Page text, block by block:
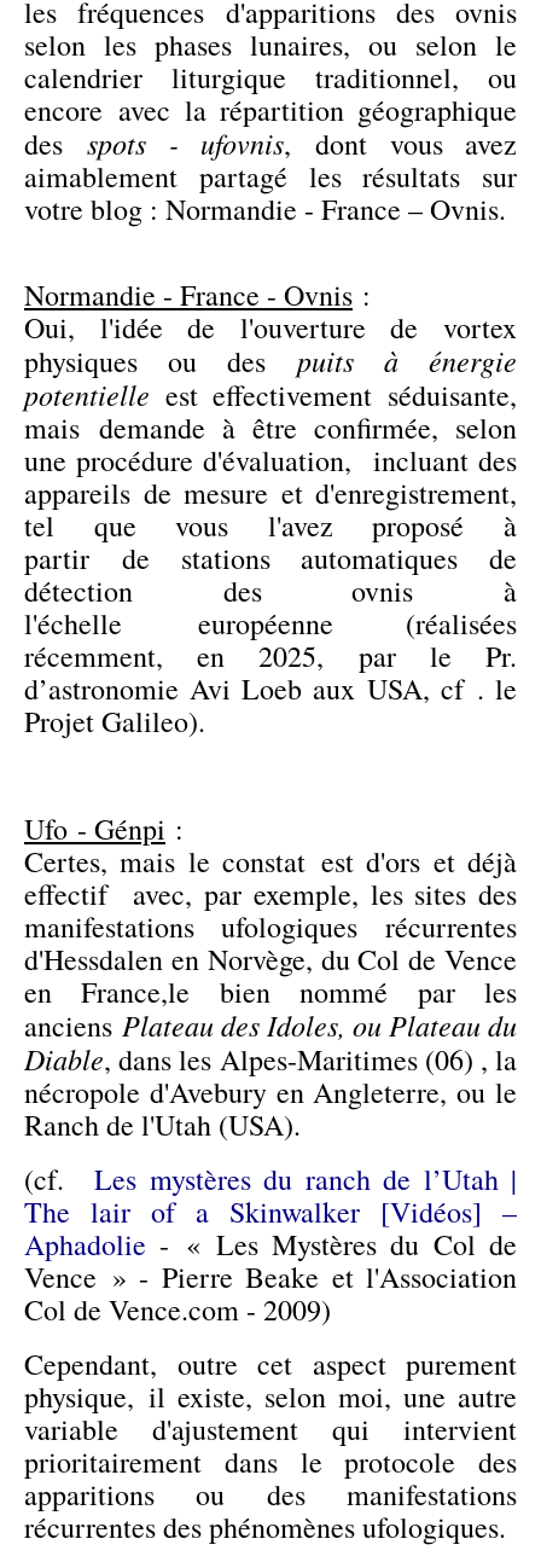
les fréquences d'apparitions des ovnis
selon les phases lunaires, ou selon le
calendrier liturgique traditionnel, ou
encore avec la répartition géographique
desspots - ufovnis, dont vous avez
aimablement partagé les résultats sur
votre blog : Normandie - France – Ovnis.
Normandie - France - Ovnis :
Oui, l'idée de l'ouverture de vortex
physiques ou des puits à énergie
potentielle est effectivement séduisante,
mais demande à être confirmée, selon
une procédure d'évaluation, incluant des
appareils de mesure et d'enregistrement,
tel que vous l'avez proposé à
partir de stations automatiques de
détection des ovnis à
l'échelle européenne (réalisées
récemment, en 2025, par le Pr.
d’astronomie Avi Loeb aux USA, cf . le
Projet Galileo).
Ufo - Génpi :
Certes, mais le constat est d'ors et déjà
effectif avec, par exemple, les sites des
manifestations ufologiques récurrentes
d'Hessdalen en Norvège, du Col de Vence
en France,le bien nommé par les
anciens Plateau des Idoles, ou Plateau du
Diable, dans les Alpes-Maritimes (06) , la
nécropole d'Avebury en Angleterre,ou le
Ranch de l'Utah (USA).
(cf. Les mystères du ranch de l’Utah |
The lair of a Skinwalker [Vidéos] –
Aphadolie - « Les Mystères du Col de
Vence » - Pierre Beake et l'Association
Col de Vence.com - 2009)
Cependant, outre cet aspect purement
physique, il existe, selon moi, une autre
variable d'ajustement qui intervient
prioritairement dans le protocole des
apparitions ou des manifestations
récurrentes des phénomènes ufologiques.